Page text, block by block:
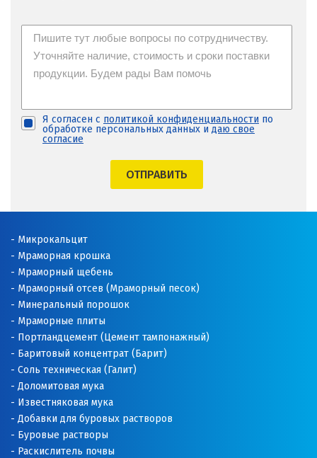
Я согласен с политикой конфиденциальности по
обработке персональных данных и даю свое
согласие
ОТПРАВИТЬ
Микрокальцит
Мраморная крошка
Мраморный щебень
Мраморный отсев (Мраморный песок)
Минеральный порошок
Мраморные плиты
Портландцемент (Цемент тампонажный)
Баритовый концентрат (Барит)
Соль техническая (Галит)
Доломитовая мука
Известняковая мука
Добавки для буровых растворов
Буровые растворы
Раскислитель почвы